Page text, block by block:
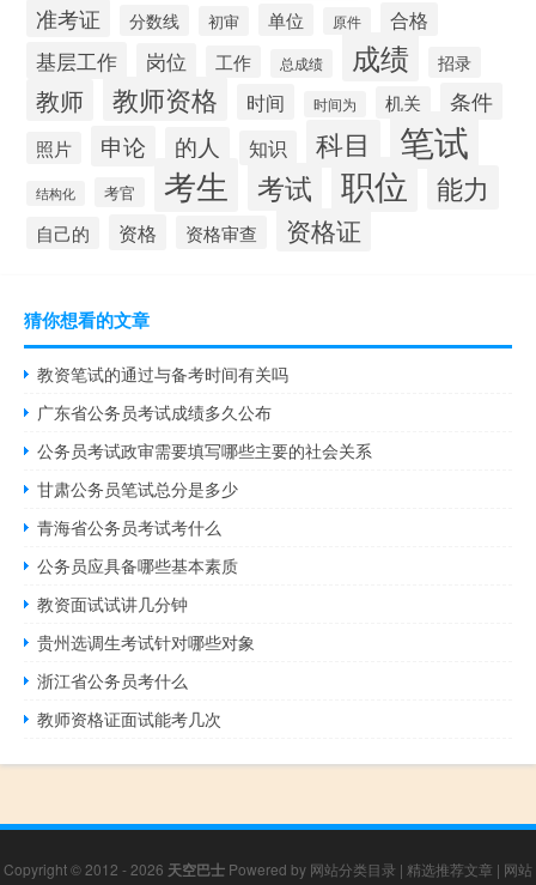
准考证 分数线 初审 单位 原件 合格
基层工作 岗位 工作 总成绩 成绩 招录
教师 教师资格 时间 时间为 机关 条件
照片 申论 的人 知识 科目 笔试
结构化 考官 考生 考试 职位 能力
自己的 资格 资格审查 资格证
猜你想看的文章
教资笔试的通过与备考时间有关吗
广东省公务员考试成绩多久公布
公务员考试政审需要填写哪些主要的社会关系
甘肃公务员笔试总分是多少
青海省公务员考试考什么
公务员应具备哪些基本素质
教资面试试讲几分钟
贵州选调生考试针对哪些对象
浙江省公务员考什么
教师资格证面试能考几次
Copyright © 2012 - 2026 天空巴士 Powered by 网站分类目录 | 精选推荐文章 | 网站